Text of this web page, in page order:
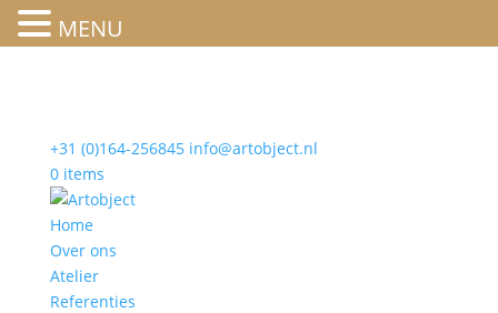
+31 (0)164-256845 info@artobject.nl
0 items
Home
Over ons
Atelier
Referenties
MENU